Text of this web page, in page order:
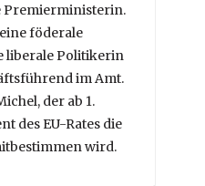
Premierministerin.
föderale
liberale Politikerin
im Amt.
der ab 1.
des EU-Rates die
wird.